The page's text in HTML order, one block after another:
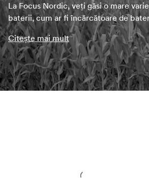
La Focus Nordic, veți găsi o mare
baterii, cum ar fi încărcătoare de
încărcătoare de baterii AA,
USB, încărcătoare wireless,
precum adaptoare AC, cabluri DC și
Citește mai mult